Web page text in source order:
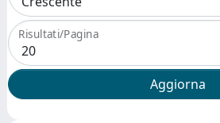
Risultati/Pagina